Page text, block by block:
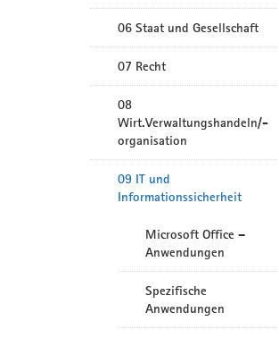
06 Staat und Gesellschaft
07 Recht
08
Wirt.Verwaltungshandeln/-
organisation
09 IT und
Informationssicherheit
Microsoft Office –
Anwendungen
Spezifische
Anwendungen